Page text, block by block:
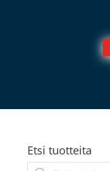
Etsi tuotteita
Products